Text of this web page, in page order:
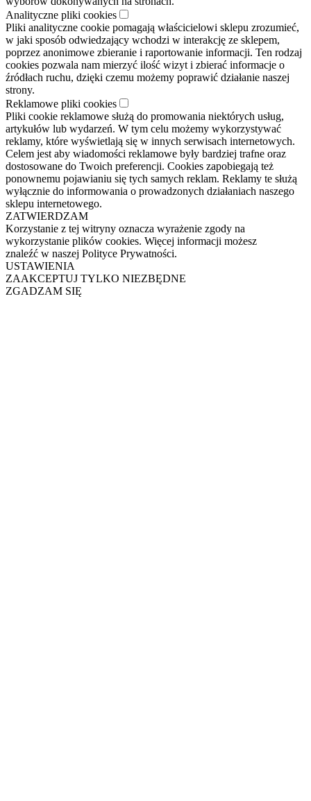
Analityczne pliki cookies
Pliki analityczne cookie pomagają właścicielowi sklepu zrozumieć,
w jaki sposób odwiedzający wchodzi w interakcję ze sklepem,
poprzez anonimowe zbieranie i raportowanie informacji. Ten rodzaj
cookies pozwala nam mierzyć ilość wizyt i zbierać informacje o
źródłach ruchu, dzięki czemu możemy poprawić działanie naszej
strony.
Reklamowe pliki cookies
Pliki cookie reklamowe służą do promowania niektórych usług,
artykułów lub wydarzeń. W tym celu możemy wykorzystywać
reklamy, które wyświetlają się w innych serwisach internetowych.
Celem jest aby wiadomości reklamowe były bardziej trafne oraz
dostosowane do Twoich preferencji. Cookies zapobiegają też
ponownemu pojawianiu się tych samych reklam. Reklamy te służą
wyłącznie do informowania o prowadzonych działaniach naszego
sklepu internetowego.
ZATWIERDZAM
Korzystanie z tej witryny oznacza wyrażenie zgody na
wykorzystanie plików cookies. Więcej informacji możesz
znaleźć w naszej Polityce Prywatności.
USTAWIENIA
ZAAKCEPTUJ TYLKO NIEZBĘDNE
ZGADZAM SIĘ